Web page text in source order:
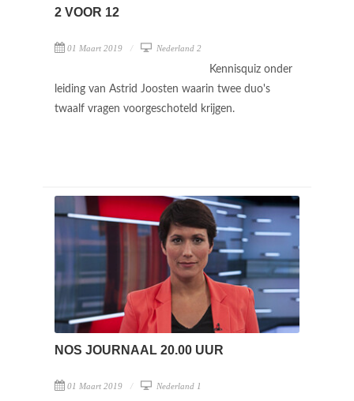
2 VOOR 12
01 Maart 2019 Nederland 2
Kennisquiz onder
leiding van Astrid Joosten waarin twee duo's
twaalf vragen voorgeschoteld krijgen.
NOS JOURNAAL 20.00 UUR
01 Maart 2019 Nederland 1